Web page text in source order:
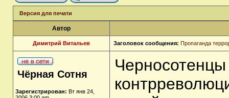
Версия для печати
Автор
Димитрий Витальев Заголовок сообщения: Пропаганда
Чёрная Сотня
Зарегистрирован: Вт янв 24,